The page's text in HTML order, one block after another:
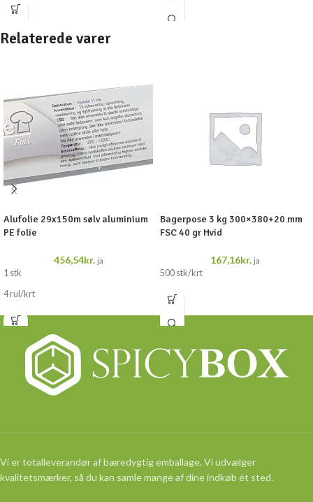
Relaterede varer
Alufolie 29x150m sølv aluminium
PE folie
456,54kr. ja
1 stk
4 rul/krt
Bagerpose 3 kg 300×380+20 mm
FSC 40 gr Hvid
167,16kr. ja
500 stk/krt
Vi er totalleverandør af bæredygtig emballage. Vi udvælger
kvalitetsmærker, så du kan samle mange af dine indkøb ét sted.